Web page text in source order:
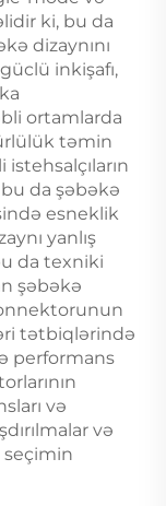
ki, bu da
dizaynını
inkişafı,
ortamlarda
təmin
istehsalçıların
da şəbəkə
esneklik
yanlış
da texniki
şəbəkə
tətbiqlərində
performans
və
və